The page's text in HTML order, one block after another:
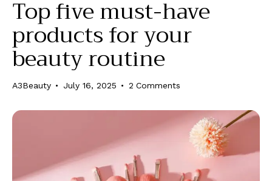
Top five must-have
products for your
beauty routine
A3Beauty July 16, 2025 2 Comments